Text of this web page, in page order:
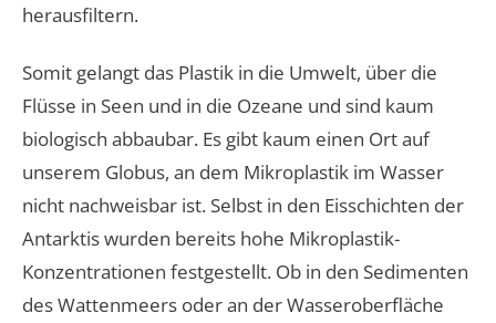
herausfiltern.
Somit gelangt das Plastik in die Umwelt, über die
Flüsse in Seen und in die Ozeane und sind kaum
biologisch abbaubar. Es gibt kaum einen Ort auf
unserem Globus, an dem Mikroplastik im Wasser
nicht nachweisbar ist. Selbst in den Eisschichten der
Antarktis wurden bereits hohe Mikroplastik-
Konzentrationen festgestellt. Ob in den Sedimenten
des Wattenmeers oder an der Wasseroberfläche